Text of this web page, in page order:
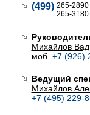
(499) 265-2890
265-
Михайлов
моб. +7 (926)
Ведущий
Михайлов
+7 (495) 229-